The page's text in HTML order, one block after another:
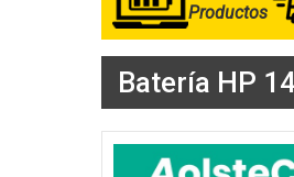
Productos
Batería HP